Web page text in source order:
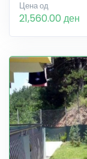
Цена од
21,560.00 ден